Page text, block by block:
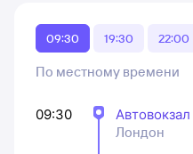
09:30 19:30 22:00
По местному времени
09:30
Лондон